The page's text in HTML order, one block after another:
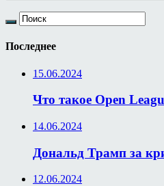
Последнее
15.06.2024
Что такое Open
14.06.2024
Дональд Трамп за
12.06.2024